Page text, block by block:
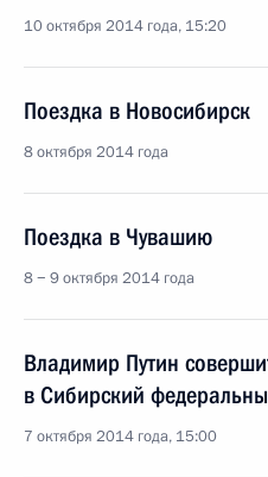
10 октября 2014 года, 15:20
Поездка в Новосибирск
8 октября 2014 года
Поездка в Чувашию
8 − 9 октября 2014 года
Владимир Путин
в Сибирский
7 октября 2014 года, 15:00